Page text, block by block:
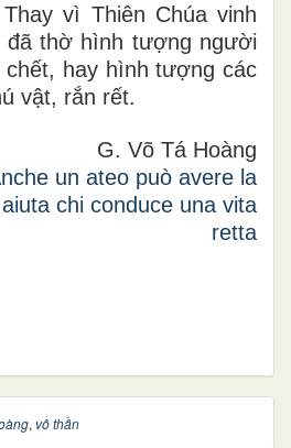
vì Thiên Chúa vinh
đã thờ hình tượng người
chết, hay hình tượng các
vật, rắn rết.
G. Võ Tá Hoàng
un ateo può avere la
chi conduce una vita
retta
, vô thần